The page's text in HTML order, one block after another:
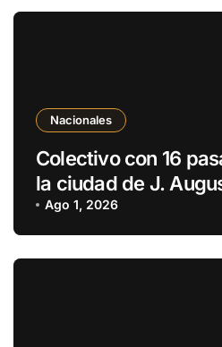
Nacionales
Colectivo con 16
la ciudad de J.
Ago 1, 2026